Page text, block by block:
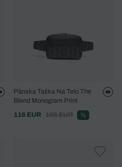
Pánska Taška Na Telo The
Blend Monogram Print
116 EUR
165 EUR %